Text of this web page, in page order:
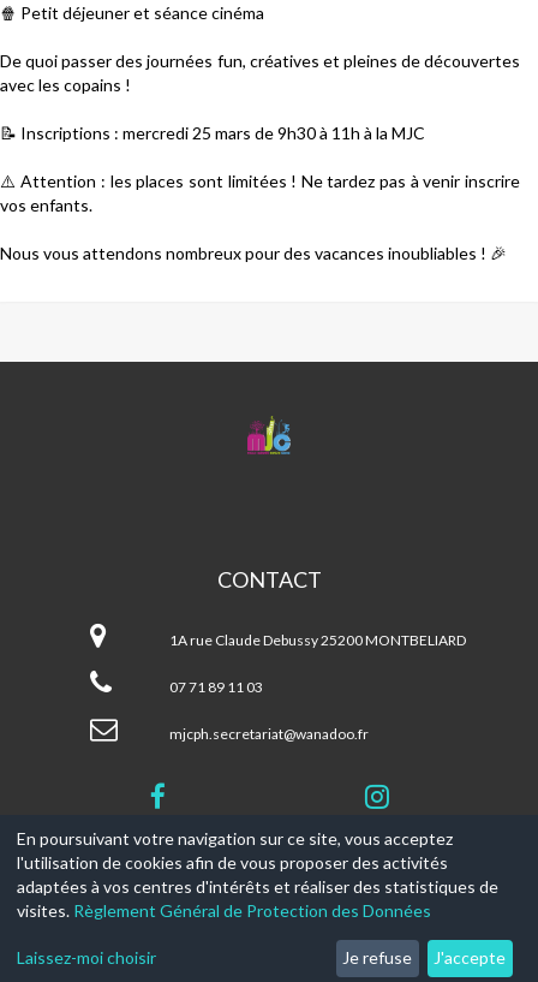
🍿 Petit déjeuner et séance cinéma
De quoi passer des journées fun, créatives et pleines de découvertes
avec les copains !
📝 Inscriptions : mercredi 25 mars de 9h30 à 11h à la MJC
⚠️ Attention : les places sont limitées ! Ne tardez pas à venir inscrire
vos enfants.
Nous vous attendons nombreux pour des vacances inoubliables ! 🎉
MJC
CENTRE
CONTACT
Centre
Social
Petite
Hollande
1A rue Claude Debussy 25200 MONTBELIARD
07 71 89 11 03
mjcph.secretariat@wanadoo.fr
© 2017-2026, Ce site est propulsé par Aniapps.fr
CGV
En poursuivant votre navigation sur ce site, vous acceptez
l'utilisation de cookies afin de vous proposer des activités
adaptées à vos centres d'intérêts et réaliser des statistiques de
visites. Règlement Général de Protection des Données
Laissez-moi choisir Je refuse J'accepte